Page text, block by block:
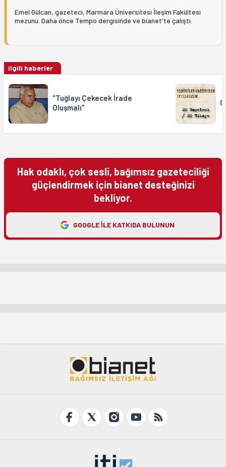
Emel Gülcan, gazeteci, Marmara Üniversitesi İleşim Fakültesi
mezunu. Daha önce Tempo dergisinde ve bianet'te çalıştı.
ilgili haberler
"Tuğlayı Çekecek İrade
Oluşmalı"
Hak odaklı, çok sesli, bağımsız gazeteciliği
güçlendirmek için bianet desteğinizi
bekliyor.
GOOGLE ILE KATKIDA BULUNUN